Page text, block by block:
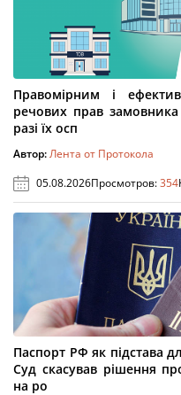
Правомірним і
речових прав замовника
разі їх осп
Автор:Лента от Протокола
05.08.2026Просмотров:354
Паспорт РФ як підстава
Суд скасував рішення
на ро